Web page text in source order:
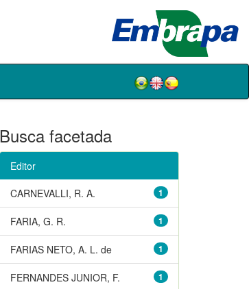
Busca facetada
Editor
1
CARNEVALLI, R. A.
1
FARIA, G. R.
1
FARIAS NETO, A. L. de
1
FERNANDES JUNIOR, F.